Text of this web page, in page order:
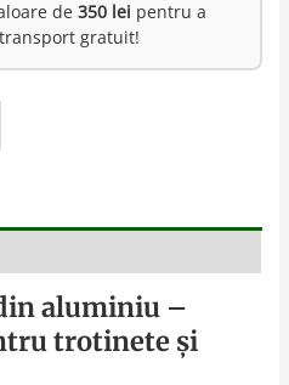
de 350 lei pentru a
gratuit!
aluminiu –
trotinete și